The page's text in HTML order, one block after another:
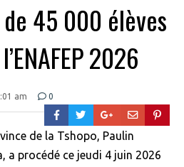
de 45 000 élèves
2026
am 0
de la Tshopo, Paulin
a procédé ce jeudi 4 juin 2026